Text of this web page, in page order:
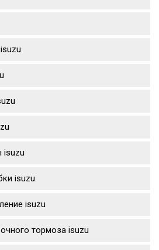
isuzu
isuzu
isuzu
тормоза isuzu